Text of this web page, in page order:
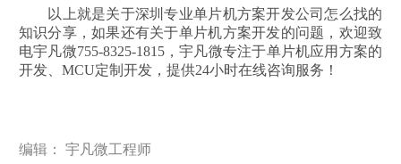
以上就是关于深圳专业单片机方案开发公司怎么找的
知识分享，如果还有关于单片机方案开发的问题，欢迎致
电宇凡微755-8325-1815，宇凡微专注于单片机应用方案的
开发、MCU定制开发，提供24小时在线咨询服务！
编辑： 宇凡微工程师